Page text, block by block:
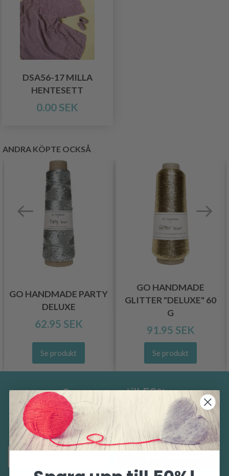
DSA56-17 MILLA
HENTESETT
0.00 SEK
ANDRA KÖPTE OCKSÅ
GO HANDMADE PARTY
DELUXE
62.95 SEK
Se produkt
GO HANDMADE
GLITTER "DELUXE" 60
G
91.95 SEK
Se produkt
Spara upp till 50%
Ta emot vårt gratis nyhetsbrev och få
inspiration, erbjudanden och rabatter!